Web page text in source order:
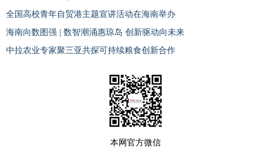
全国高校青年自贸港主题宣讲活动在海南举办
海南向数图强 | 数智潮涌惠琼岛 创新驱动向未来
中拉农业专家聚三亚共探可持续粮食创新合作
本网官方微信